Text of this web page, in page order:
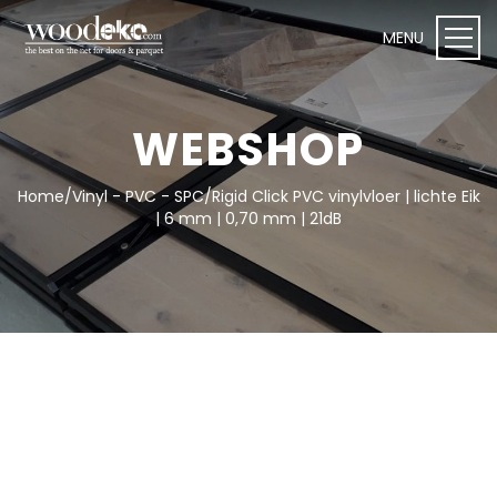
WEBSHOP I Woodeko
Deuren
Plafond- en wandpanelen
WEBSHOP
Home/Vinyl - PVC - SPC/Rigid Click PVC vinylvloer | lichte Eik
| 6 mm | 0,70 mm | 21dB